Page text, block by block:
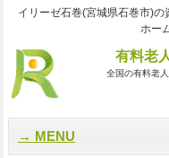
イリーゼ石巻(宮城県石巻市)
ホー
有料老
全国の有料老
MENU